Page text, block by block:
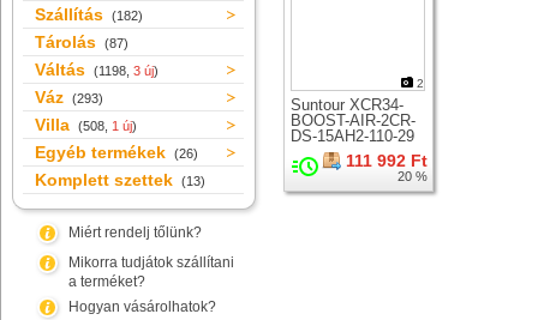
Szállítás (182)
Tárolás (87)
Váltás (1198, 3 új)
Váz (293)
Villa (508, 1 új)
Egyéb termékek (26)
Komplett szettek (13)
Miért rendelj tőlünk?
Mikorra tudjátok szállítani
a terméket?
Hogyan vásárolhatok?
2
Suntour XCR34-
BOOST-AIR-2CR-
DS-15AH2-110-29
teleszkóp 29er
kerékhez111 992 Ft
20 %